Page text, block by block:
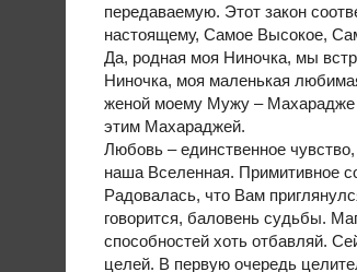
передаваемую. Этот закон
настоящему, Самое Высокое,
Да, родная моя Ниночка, мы
Ниночка, моя маленькая
женой моему Мужу –
этим Махараджей.
Любовь – единственное
наша Вселенная. Примитивное
Радовалась, что Вам
говорится, баловень судьбы.
способностей хоть отбавляй.
целей. В первую очередь